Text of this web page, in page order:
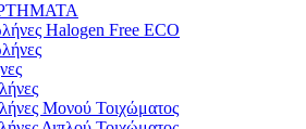
Halogen Free ECO
Μονού Τοιχώματος